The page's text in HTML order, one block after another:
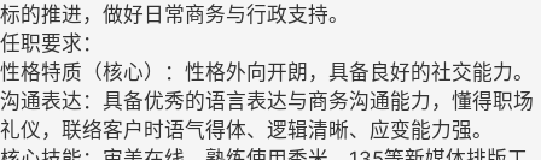
标的推进，做好日常商务与行政支持。
任职要求：
性格特质（核心）：性格外向开朗，具备良好的社交能力。
沟通表达：具备优秀的语言表达与商务沟通能力，懂得职场
礼仪，联络客户时语气得体、逻辑清晰、应变能力强。